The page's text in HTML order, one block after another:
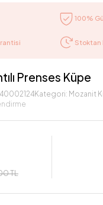
100%
Stoktan
Prenses Küpe
Kategori: Mozanit
TL